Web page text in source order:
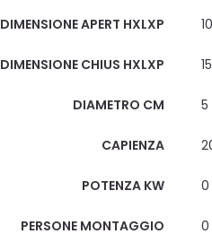
DIMENSIONE APERT HXLXP
DIMENSIONE CHIUS HXLXP
DIAMETRO CM 5
CAPIENZA
POTENZA KW 0
PERSONE MONTAGGIO 0